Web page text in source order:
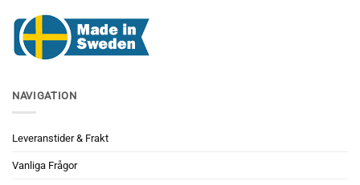
NAVIGATION
Leveranstider & Frakt
Vanliga Frågor